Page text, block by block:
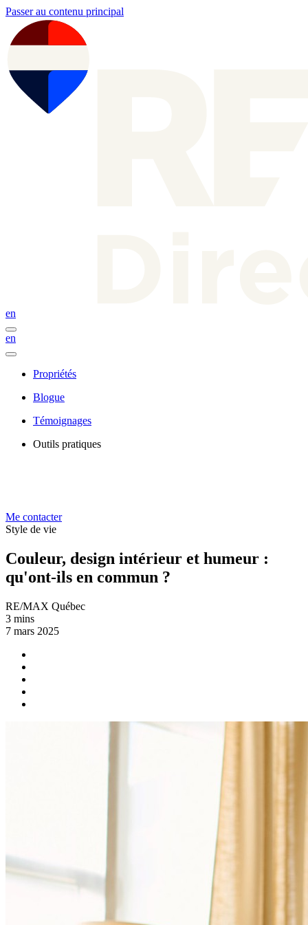
Passer au contenu principal
en
en
Propriétés
Blogue
Témoignages
Outils pratiques
Me contacter
Style de vie
Couleur, design intérieur et humeur :
qu'ont-ils en commun ?
RE/MAX Québec
3 mins
7 mars 2025